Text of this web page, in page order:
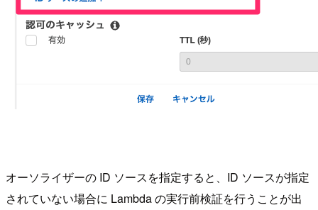
オーソライザーの ID ソースを指定すると、ID ソースが指定
されていない場合に Lambda の実行前検証を行うことが出